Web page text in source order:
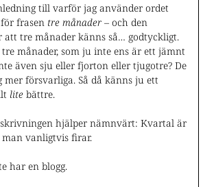
till varför jag använder ordet
frasen tre månader– och den
att tre månader känns så… godtyckligt.
månader, som ju inte ens är ett jämnt
även sju eller fjorton eller tjugotre? De
mer försvarliga. Så då känns ju ett
litebättre.
hjälper nämnvärt: Kvartal är
vanligtvis firar.
har en blogg.